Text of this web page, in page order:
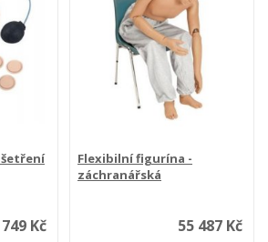
Kč
Flexibilní figurína -
záchranářská
55 487 Kč